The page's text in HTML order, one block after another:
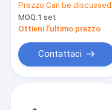
misura della durezza
Prezzo:Can be discussed
MOQ:1 set
Ottieni l'ultimo prezzo
Contattaci